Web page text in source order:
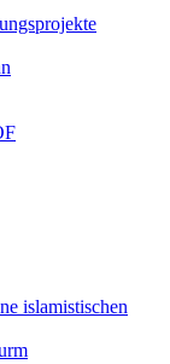
islamistischen